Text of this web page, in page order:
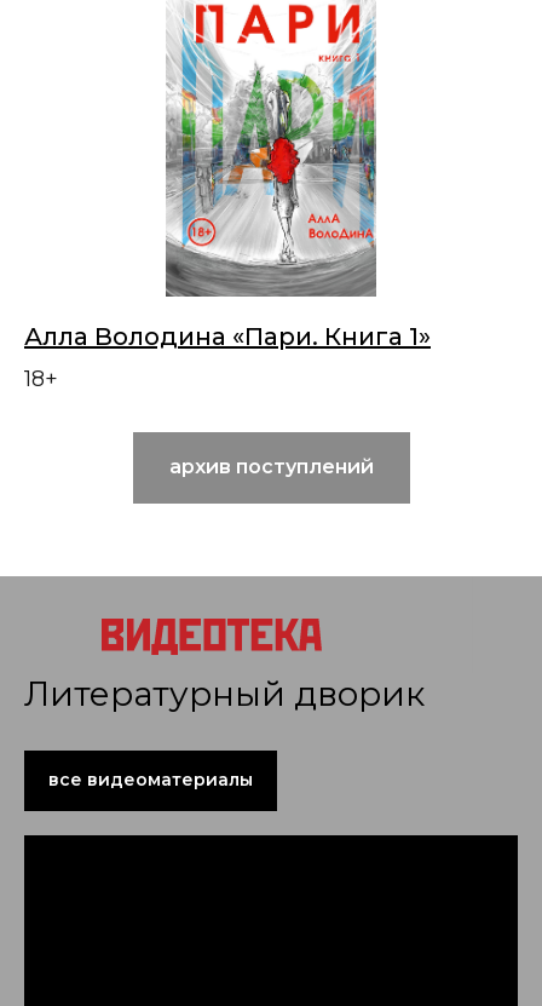
Алла Володина «Пари. Книга 1»
18+
архив поступлений
Литературный дворик
все видеоматериалы